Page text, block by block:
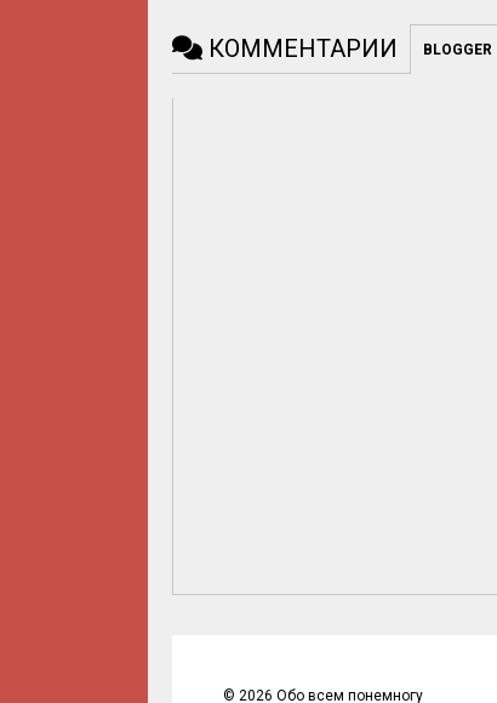
КОММЕНТАРИИ BLOGGER
© 2026 Обо всем понемногу